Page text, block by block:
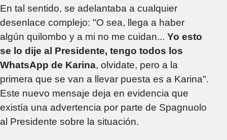
En tal sentido, se adelantaba a cualquier
desenlace complejo: "O sea, llega a haber
algún quilombo y a mi no me cuidan... Yo esto
se lo dije al Presidente, tengo todos los
WhatsApp de Karina, olvidate, pero a la
primera que se van a llevar puesta es a Karina".
Este nuevo mensaje deja en evidencia que
existía una advertencia por parte de Spagnuolo
al Presidente sobre la situación.